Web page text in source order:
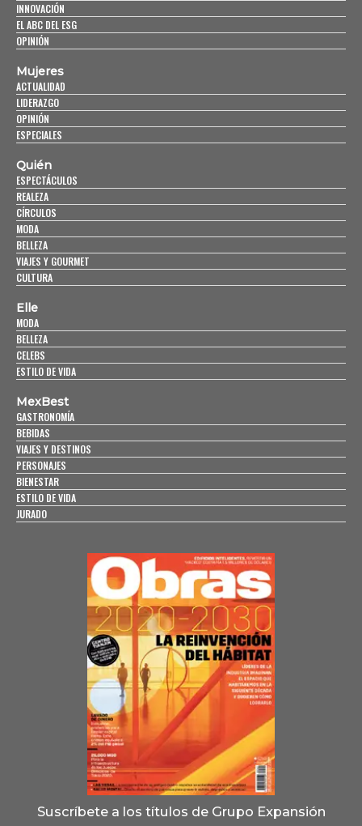
INNOVACIÓN
EL ABC DEL ESG
OPINIÓN
Mujeres
ACTUALIDAD
LIDERAZGO
OPINIÓN
ESPECIALES
Quién
ESPECTÁCULOS
REALEZA
CÍRCULOS
MODA
BELLEZA
VIAJES Y GOURMET
CULTURA
Elle
MODA
BELLEZA
CELEBS
ESTILO DE VIDA
MexBest
GASTRONOMÍA
BEBIDAS
VIAJES Y DESTINOS
PERSONAJES
BIENESTAR
ESTILO DE VIDA
JURADO
Suscríbete a los títulos de Grupo Expansión